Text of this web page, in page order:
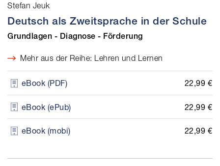
Stefan Jeuk
Deutsch als Zweitsprache in der Schule
Grundlagen - Diagnose - Förderung
Mehr aus der Reihe: Lehren und Lernen
eBook (PDF) 22,99 €
eBook (ePub) 22,99 €
eBook (mobi) 22,99 €